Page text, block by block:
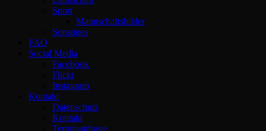
Sport
Mannschaftsbilder
Sonstiges
FAQ
Social Media
Facebook
Flickr
Instagram
Kontakt
Datenschutz
Kontakt
Terminanfrage